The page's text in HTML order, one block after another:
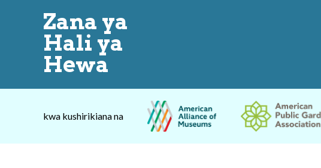
Zana ya
Hali ya
Hewa
kwa kushirikiana na